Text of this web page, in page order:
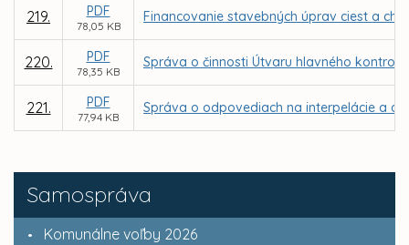
Samospráva
Komunálne voľby 2026
219. PDF
78,05 KB
Financovanie stavebných úprav ciest a
220. PDF
78,35 KB
Správa o činnosti Útvaru hlavného
221. PDF
77,94 KB
Správa o odpovediach na interpelácie a